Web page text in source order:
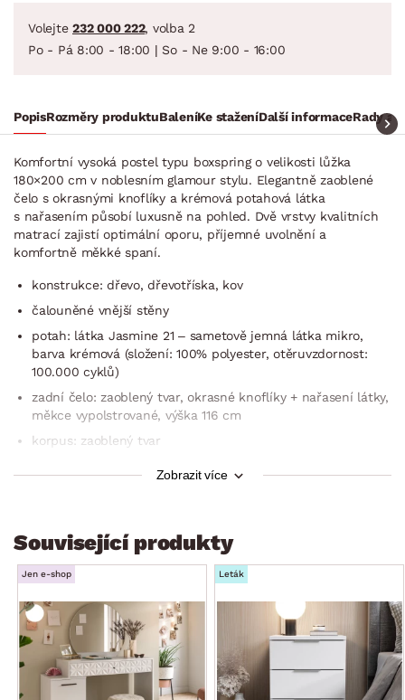
Volejte 232 000 222, volba 2
Po - Pá 8:00 - 18:00 | So - Ne 9:00 - 16:00
PopisRozměry produktuBaleníKe staženíDalší informaceRady a
Komfortní vysoká postel typu boxspring o velikosti lůžka
180×200 cm v noblesním glamour stylu. Elegantně zaoblené
čelo s okrasnými knoflíky a krémová potahová látka
s nařasením působí luxusně na pohled. Dvě vrstvy kvalitních
matrací zajistí optimální oporu, příjemné uvolnění a
komfortně měkké spaní.
konstrukce: dřevo, dřevotříska, kov
čalouněné vnější stěny
potah: látka Jasmine 21 – sametově jemná látka mikro,
barva krémová (složení: 100% polyester, otěruvzdornost:
100.000 cyklů)
zadní čelo: zaoblený tvar, okrasné knoflíky + nařasení látky,
měkce vypolstrované, výška 116 cm
korpus: zaoblený tvar
2 x pevný rošt – zabudovaný v boxu
2 x dolní matrace – zabudovaná v boxu (jádro: bonellové
pružiny + polyuretanová pěna, pružinové jádro slouží jako
2 x horní matrace – volně uložena (2 x matrace o rozměru
90×200 cm, kvalitní jádro: taštičkové pružiny +
polyuretanová pěna, 7 anatomických zón, jemné masážní
nopky, jádro matrace dokonale rozloží váhu celého těla a
poskytne optimální oporu pro spaní, výška v potahu: cca
Zobrazit více
Související produkty
Jen e-shop Leták